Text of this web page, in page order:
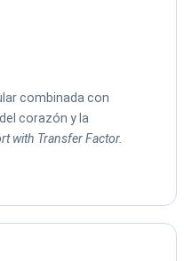
combinada con
corazón y la
with Transfer Factor.